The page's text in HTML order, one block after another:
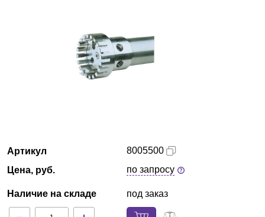
Партнеры
Технический сервис
Артикул
Цена, руб.
Наличие на складе
8005500
по запросу
под заказ